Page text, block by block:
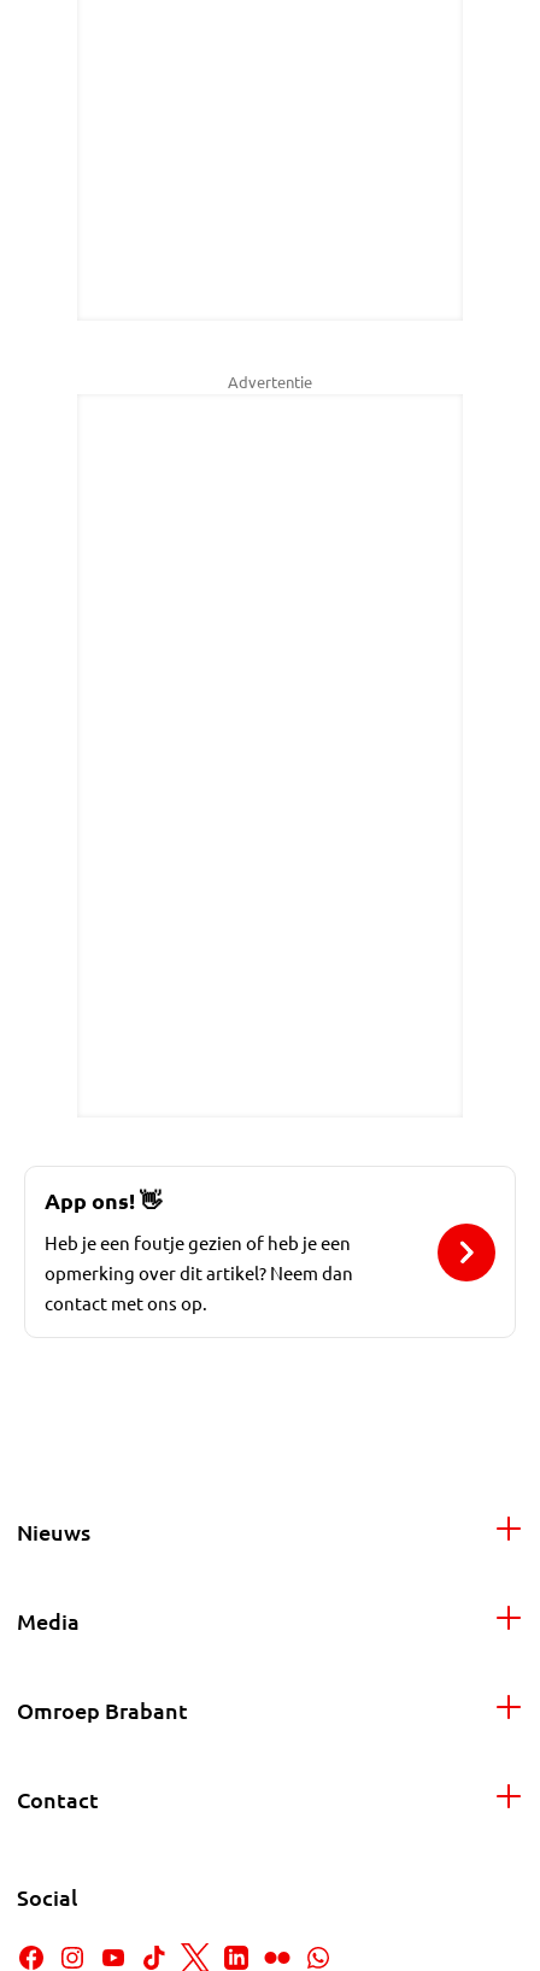
Advertentie
App ons!👋
Heb je een foutje gezien of heb je een
opmerking over dit artikel? Neem dan
contact met ons op.
Nieuws
Media
Omroep Brabant
Contact
Social